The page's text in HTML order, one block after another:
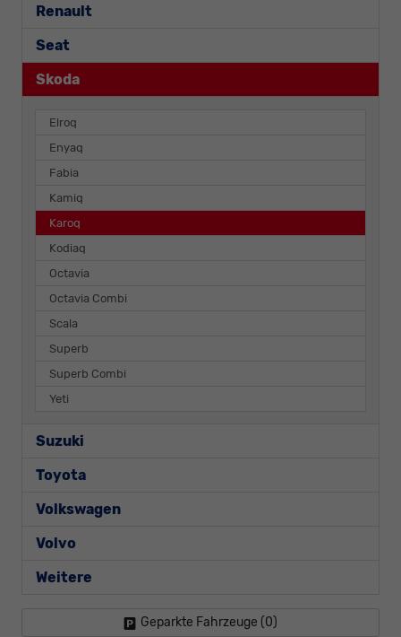
Renault
Seat
Skoda
Elroq
Enyaq
Fabia
Kamiq
Karoq
Kodiaq
Octavia
Octavia Combi
Scala
Superb
Superb Combi
Yeti
Suzuki
Toyota
Volkswagen
Volvo
Weitere
Geparkte Fahrzeuge (0)